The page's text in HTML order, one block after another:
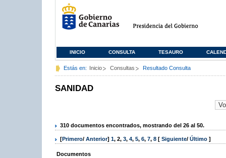
INICIO CONSULTA TESAURO
Estás en: Inicio Consultas Resultado Consulta
SANIDAD
310 documentos encontrados, mostrando del 26 al 50.
[Primero/ Anterior] 1, 2, 3, 4, 5, 6, 7, 8 [ Siguiente/ Último ]
Documentos